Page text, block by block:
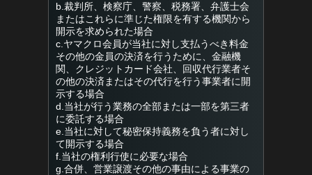
b.裁判所、検察庁、警察、税務署、弁護士会
またはこれらに準じた権限を有する機関から
開示を求められた場合
c.ヤマクロ会員が当社に対し支払うべき料金
その他の金員の決済を行うために、金融機
関、クレジットカード会社、回収代行業者そ
の他の決済またはその代行を行う事業者に開
示する場合
d.当社が行う業務の全部または一部を第三者
に委託する場合
e.当社に対して秘密保持義務を負う者に対し
て開示する場合
f.当社の権利行使に必要な場合
g.合併、営業譲渡その他の事由による事業の